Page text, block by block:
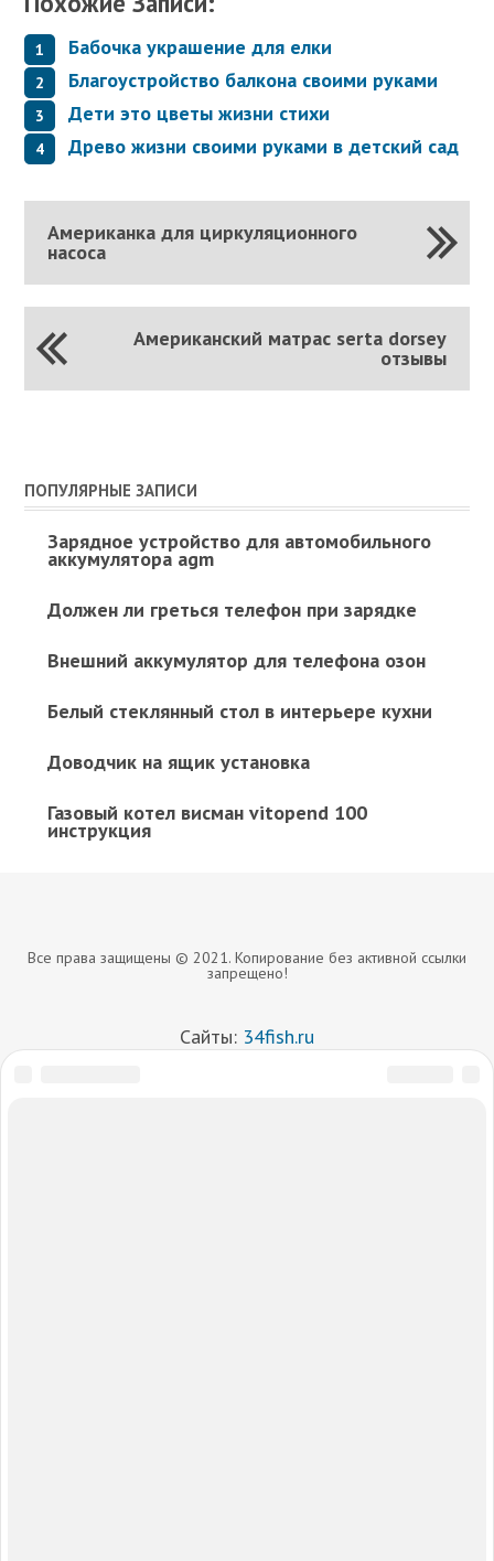
Бабочка украшение для елки
Благоустройство балкона своими руками
Дети это цветы жизни стихи
Древо жизни своими руками в детский сад
Американка для циркуляционного
насоса
Американский матрас serta dorsey
отзывы
ПОПУЛЯРНЫЕ ЗАПИСИ
Зарядное устройство для автомобильного
аккумулятора agm
Должен ли греться телефон при зарядке
Внешний аккумулятор для телефона озон
Белый стеклянный стол в интерьере кухни
Доводчик на ящик установка
Газовый котел висман vitopend 100
инструкция
Все права защищены © 2021. Копирование без активной ссылки
запрещено!
Сайты: 34fish.ru